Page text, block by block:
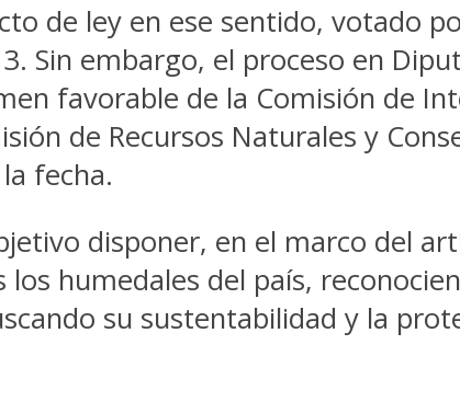
de ley en ese sentido, votado
Sin embargo, el proceso en
favorable de la Comisión de
de Recursos Naturales y
fecha.
disponer, en el marco del
humedales del país,
su sustentabilidad y la